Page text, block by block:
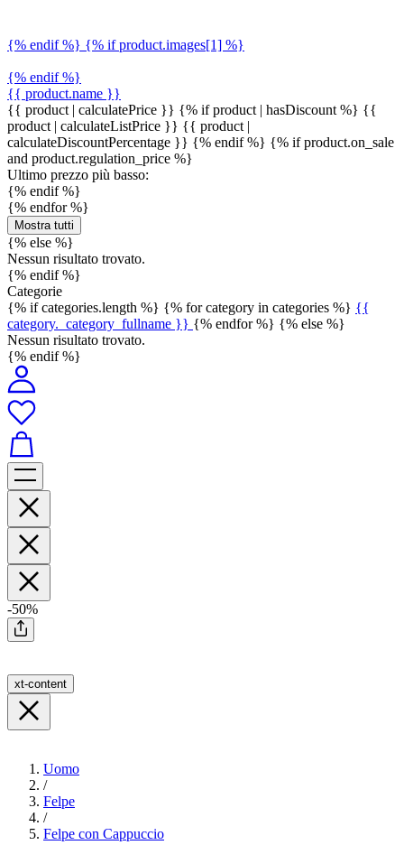
{% endif %} {% if product.images[1] %}
{% endif %}
{{ product.name }}
{{ product | calculatePrice }} {% if product | hasDiscount %} {{
product | calculateListPrice }} {{ product |
calculateDiscountPercentage }} {% endif %} {% if product.on_sale
and product.regulation_price %}
Ultimo prezzo più basso:
{% endif %}
{% endfor %}
Mostra tutti
{% else %}
Nessun risultato trovato.
{% endif %}
Categorie
{% if categories.length %} {% for category in categories %} {{
category._category_fullname }} {% endfor %} {% else %}
Nessun risultato trovato.
{% endif %}
-50%
xt-content
Uomo
/
Felpe
/
Felpe con Cappuccio